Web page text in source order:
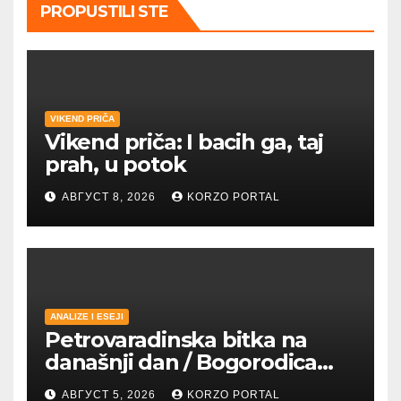
PROPUSTILI STE
VIKEND PRIČA
Vikend priča: I bacih ga, taj
prah, u potok
АВГУСТ 8, 2026 KORZO PORTAL
ANALIZE I ESEJI
Petrovaradinska bitka na
današnji dan / Bogorodica
pobednica u
АВГУСТ 5, 2026 KORZO PORTAL